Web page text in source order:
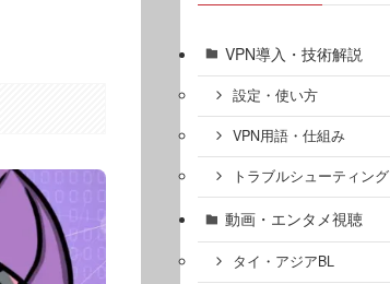
VPN導入・技術解説
設定・使い方
VPN用語・仕組み
トラブルシューティング
動画・エンタメ視聴
タイ・アジアBL